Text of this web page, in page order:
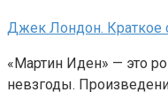
Джек Лондон. Краткое
«Мартин Иден» — это
невзгоды.